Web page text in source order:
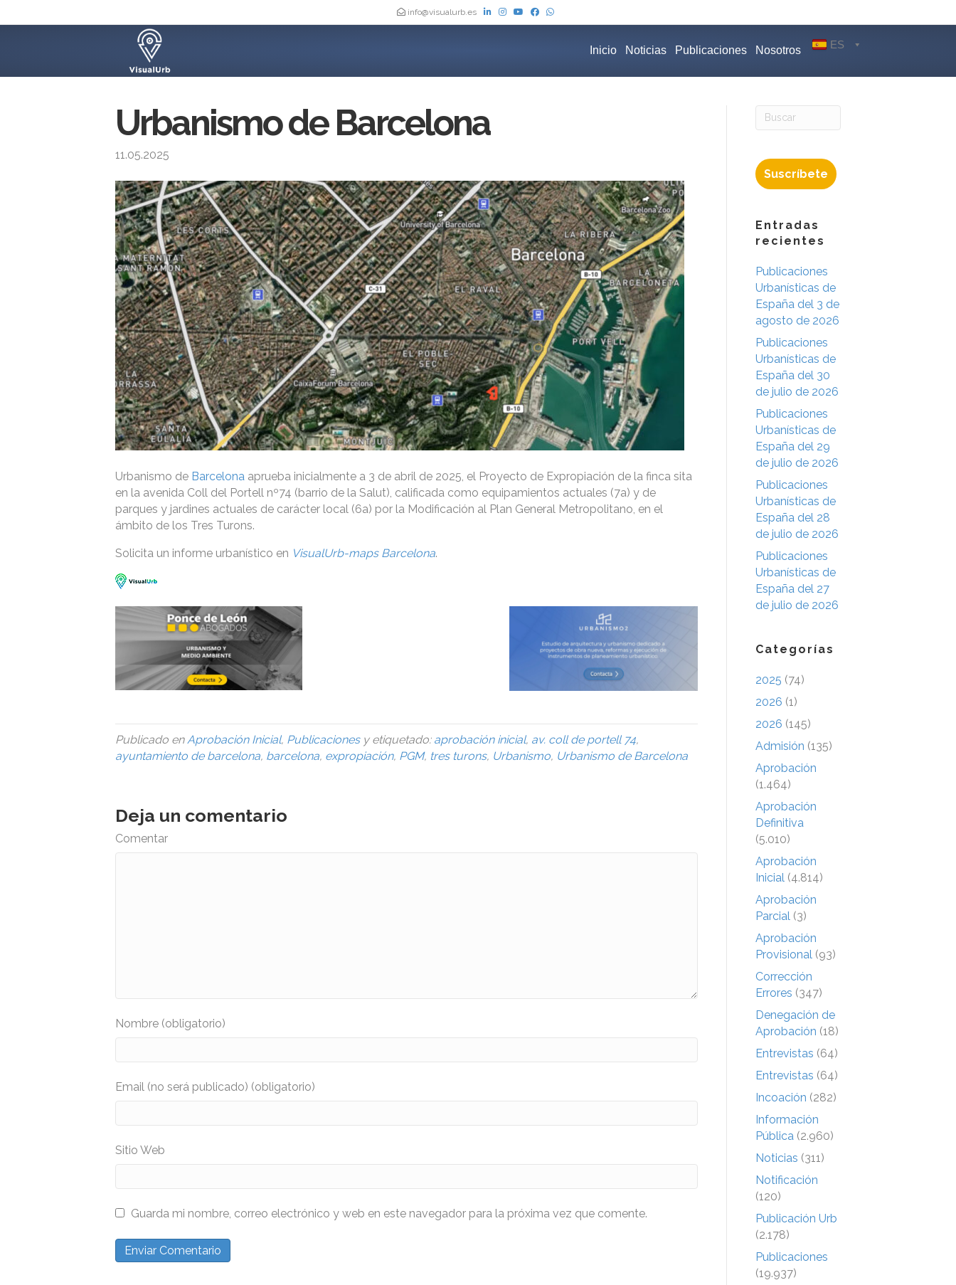
info@visualurb.es
Inicio Noticias Publicaciones Nosotros ES
Urbanismo de Barcelona
11.05.2025
Urbanismo de Barcelona aprueba inicialmente a 3 de abril de 2025, el Proyecto de Expropiación de la finca sita
en la avenida Coll del Portell nº74 (barrio de la Salut), calificada como equipamientos actuales (7a) y de
parques y jardines actuales de carácter local (6a) por la Modificación al Plan General Metropolitano, en el
ámbito de los Tres Turons.
Solicita un informe urbanístico en VisualUrb-maps Barcelona.
Publicado enAprobación Inicial, Publicacionesy etiquetado: aprobación inicial, av. coll de portell 74,
ayuntamiento de barcelona, barcelona, expropiación, PGM, tres turons, Urbanismo, Urbanismo de Barcelona
Deja un comentario
Comentar
Nombre (obligatorio)
Email (no será publicado) (obligatorio)
Sitio Web
Guarda mi nombre, correo electrónico y web en este navegador para la próxima vez que comente.
Suscríbete
Entradas
recientes
Publicaciones
Urbanísticas de
España del 3 de
agosto de 2026
Publicaciones
Urbanísticas de
España del 30
de julio de 2026
Publicaciones
Urbanísticas de
España del 29
de julio de 2026
Publicaciones
Urbanísticas de
España del 28
de julio de 2026
Publicaciones
Urbanísticas de
España del 27
de julio de 2026
Categorías
2025 (74)
2026 (1)
2026 (145)
Admisión (135)
Aprobación
(1.464)
Aprobación
Definitiva
(5.010)
Aprobación
Inicial (4.814)
Aprobación
Parcial (3)
Aprobación
Provisional (93)
Corrección
Errores (347)
Denegación de
Aprobación (18)
Entrevistas (64)
Entrevistas (64)
Incoación (282)
Información
Pública (2.960)
Noticias (311)
Notificación
(120)
Publicación Urb
(2.178)
Publicaciones
(19.937)